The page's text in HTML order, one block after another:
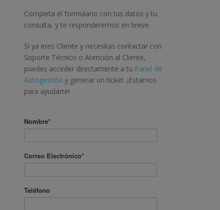
Completa el formulario con tus datos y tu
consulta, y te responderemos en breve.
Si ya eres Cliente y necesitas contactar con
Soporte Técnico o Atención al Cliente,
puedes acceder directamente a tu Panel de
Autogestión y generar un ticket. ¡Estamos
para ayudarte!